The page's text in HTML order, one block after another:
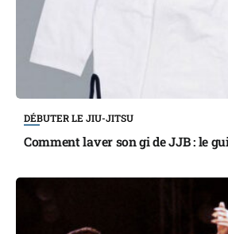
DÉBUTER LE JIU-JITSU
Comment laver son gi de JJB : le